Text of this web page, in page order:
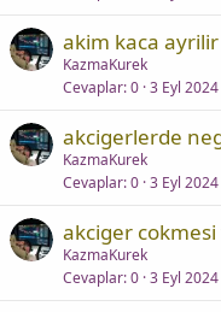
akim kaca ayrilir
KazmaKurek
Cevaplar 0 3 Eyl 2024
akcigerlerde
KazmaKurek
Cevaplar 0 3 Eyl 2024
akciger
KazmaKurek
Cevaplar 0 3 Eyl 2024